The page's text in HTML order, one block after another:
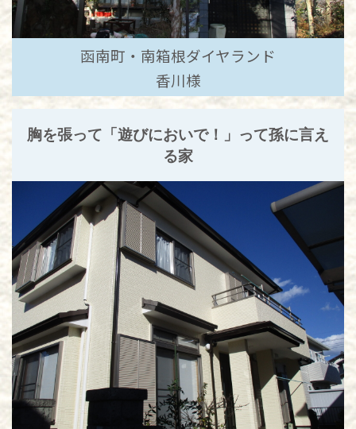
函南町・南箱根ダイヤランド
香川様
胸を張って「遊びにおいで！」って孫に言え
る家